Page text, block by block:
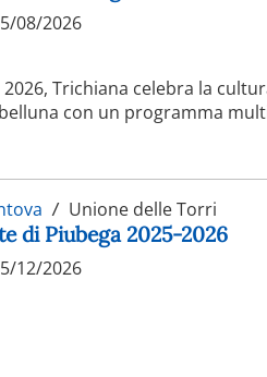
08/2026
2026, Trichiana celebra la
con un programma
Unione delle Torri
di Piubega 2025-2026
12/2026